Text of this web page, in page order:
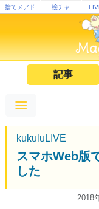
捨てメアド 絵チャ
記事
kukuluLIVE
スマホWeb版
した
2018